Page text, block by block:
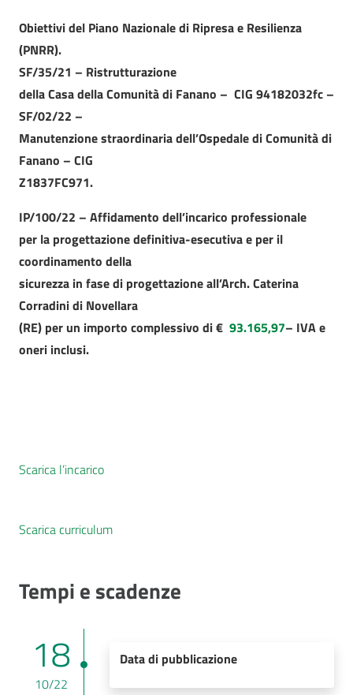
Obiettivi del Piano Nazionale di Ripresa e Resilienza
(PNRR).
SF/35/21 – Ristrutturazione
della Casa della Comunità di Fanano – CIG 94182032fc –
SF/02/22 –
Manutenzione straordinaria dell’Ospedale di Comunità di
Fanano – CIG
Z1837FC971.
IP/100/22 – Affidamento dell’incarico professionale
per la progettazione definitiva-esecutiva e per il
coordinamento della
sicurezza in fase di progettazione all’Arch. Caterina
Corradini di Novellara
(RE) per un importo complessivo di € 93.165,97– IVA e
oneri inclusi.
Scarica l’incarico
Scarica curriculum
Tempi e scadenze
18
10/22
Data di pubblicazione